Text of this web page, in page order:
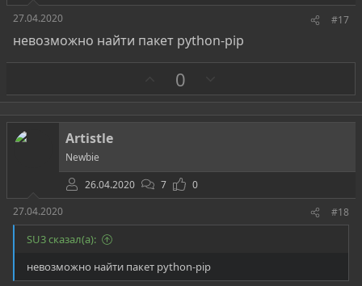
27.04.2020
#17
невозможно найти пакет python-pip
а
0
р
о
в
Artistle
Newbie
26.04.2020
7
0
27.04.2020
#18
SU3 сказал(а):
невозможно найти пакет python-pip